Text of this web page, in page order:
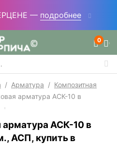
— подробнее
0
/ Арматура / Композитная
арматура АСК-10 в
арматура АСК-10 в
АСП, купить в